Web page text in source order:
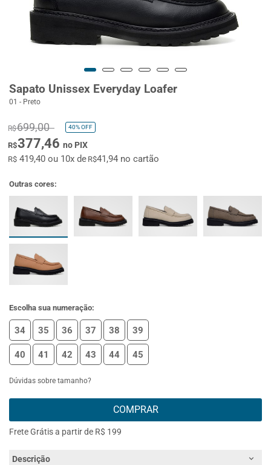
Sapato Unissex Everyday Loafer
01 - Preto
R$699,00 40%OFF
R$377,46 no PIX
R$ 419,40 ou 10x deR$41,94 no cartão
Outras cores:
Escolha sua numeração:
34 35 36 37 38 39
40 41 42 43 44 45
Dúvidas sobre tamanho?
COMPRAR
Frete Grátis a partir de R$ 199
Descrição